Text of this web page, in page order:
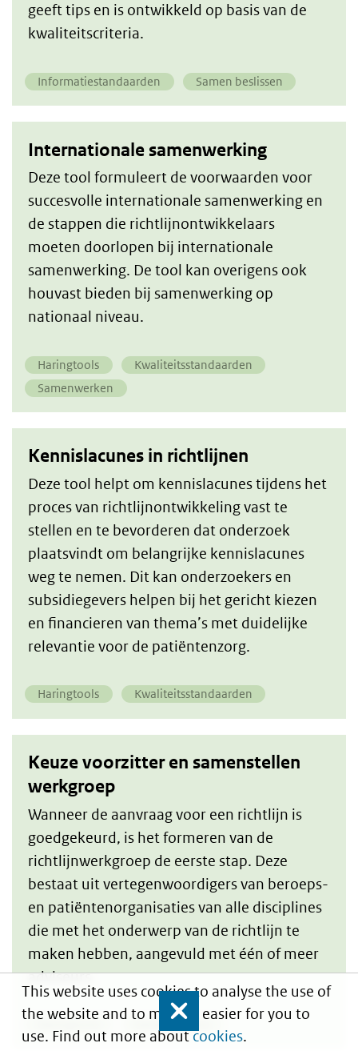
This website uses cookies to analyse the use of
the website and to make it easier for you to
use. Find out more aboutcookies.
Close
geeft tips en is ontwikkeld op basis van de
kwaliteitscriteria.
Informatiestandaarden Samen beslissen
Internationale samenwerking
Deze tool formuleert de voorwaarden voor
succesvolle internationale samenwerking en
de stappen die richtlijnontwikkelaars
moeten doorlopen bij internationale
samenwerking. De tool kan overigens ook
houvast bieden bij samenwerking op
nationaal niveau.
Haringtools
Kwaliteitsstandaarden
Samenwerken
Kennislacunes in richtlijnen
Deze tool helpt om kennislacunes tijdens het
proces van richtlijnontwikkeling vast te
stellen en te bevorderen dat onderzoek
plaatsvindt om belangrijke kennislacunes
weg te nemen. Dit kan onderzoekers en
subsidiegevers helpen bij het gericht kiezen
en financieren van thema’s met duidelijke
relevantie voor de patiëntenzorg.
Haringtools Kwaliteitsstandaarden
Keuze voorzitter en samenstellen
werkgroep
Wanneer de aanvraag voor een richtlijn is
goedgekeurd, is het formeren van de
richtlijnwerkgroep de eerste stap. Deze
bestaat uit vertegenwoordigers van beroeps-
en patiëntenorganisaties van alle disciplines
die met het onderwerp van de richtlijn te
maken hebben, aangevuld met één of meer
adviseurs.